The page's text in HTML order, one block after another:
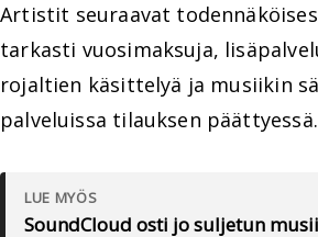
Artistit seuraavat
tarkasti vuosimaksuja,
rojaltien käsittelyä ja musiikin
palveluissa tilauksen päättyessä.
LUE MYÖS
SoundCloud osti jo suljetun